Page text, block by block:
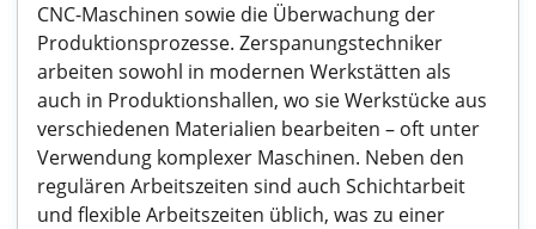
CNC-Maschinen sowie die Überwachung der
Produktionsprozesse. Zerspanungstechniker
arbeiten sowohl in modernen Werkstätten als
auch in Produktionshallen, wo sie Werkstücke aus
verschiedenen Materialien bearbeiten – oft unter
Verwendung komplexer Maschinen. Neben den
regulären Arbeitszeiten sind auch Schichtarbeit
und flexible Arbeitszeiten üblich, was zu einer